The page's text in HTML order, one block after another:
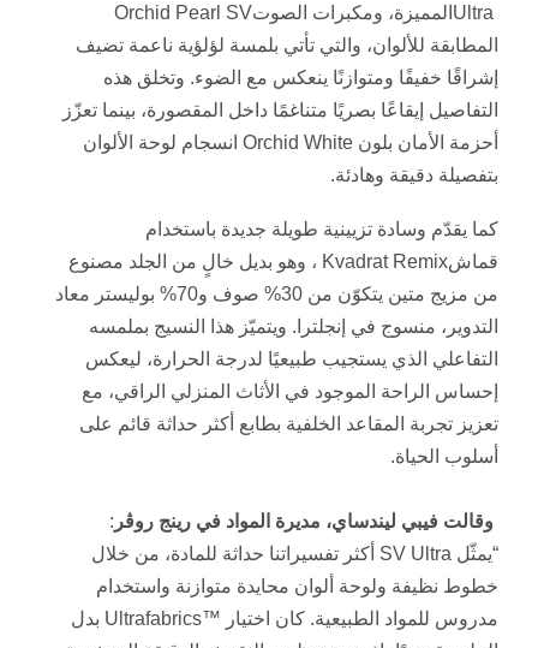
Ultra المميزة، ومكبرات الصوتOrchid Pearl SV
المطابقة للألوان، والتي تأتي بلمسة لؤلؤية ناعمة تضيف
إشراقًا خفيفًا ومتوازنًا ينعكس مع الضوء. وتخلق هذه
التفاصيل إيقاعًا بصريًا متناغمًا داخل المقصورة، بينما تعزّز
أحزمة الأمان بلون Orchid White انسجام لوحة الألوان
بتفصيلة دقيقة وهادئة.
كما يقدّم وسادة تزيينية طويلة جديدة باستخدام
قماشKvadrat Remix ، وهو بديل خالٍ من الجلد مصنوع
من مزيج متين يتكوّن من 30% صوف و70% بوليستر معاد
التدوير، منسوج في إنجلترا. ويتميّز هذا النسيج بملمسه
التفاعلي الذي يستجيب طبيعيًا لدرجة الحرارة، ليعكس
إحساس الراحة الموجود في الأثاث المنزلي الراقي، مع
تعزيز تجربة المقاعد الخلفية بطابع أكثر حداثة قائم على
أسلوب الحياة.
وقالت فيبي ليندساي، مديرة المواد في رينج روڤر :
“يمثّل SV Ultra أكثر تفسيراتنا حداثة للمادة، من خلال
خطوط نظيفة ولوحة ألوان محايدة متوازنة واستخدام
مدروس للمواد الطبيعية. كان اختيار Ultrafabrics™ بدل